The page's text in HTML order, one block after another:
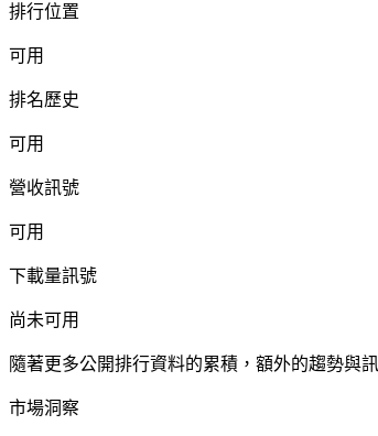
排行位置
可用
排名歷史
可用
營收訊號
可用
下載量訊號
尚未可用
隨著更多公開排行資料的累積，額外的趨勢與
市場洞察